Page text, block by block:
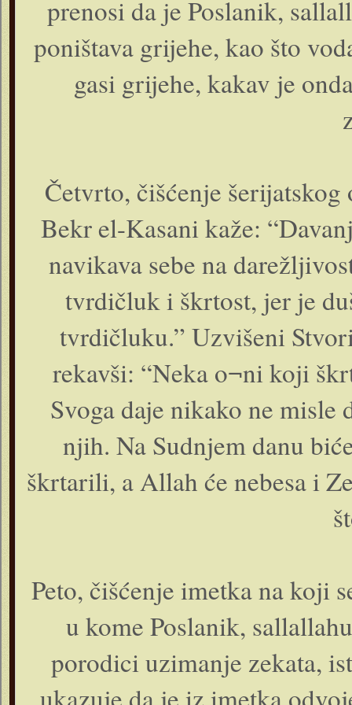
prenosi da je Poslanik,
poništava grijehe, kao što
gasi grijehe, kakav je
Četvrto, čišćenje
Bekr el-Kasani kaže:
navikava sebe na
tvrdičluk i škrtost, jer je
tvrdičluku.” Uzvišeni
rekavši: “Neka o¬ni koji
Svoga daje nikako ne misle
njih. Na Sudnjem danu
škrtarili, a Allah će nebesa i
Peto, čišćenje imetka na koji
u kome Poslanik,
porodici uzimanje zekata,
ukazuje da je iz imetka